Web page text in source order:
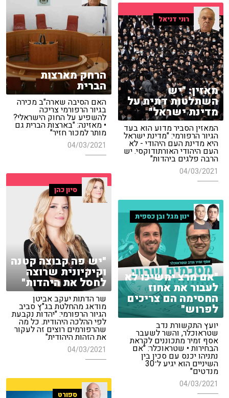
הרחק מארצות
הברית
האם הסיבה שארה"ב מכירה
בגיור הרפורמי צריכה
להשפיע על החוק הישראלי?
• מאזינה: "בארצות הברית גם
מותר למכור חזיר"
04/03/2021
רוני דניאל
מאזין: "יש
השתלטות דתית על
מדינת ישראל"
המאזין הסביר מדוע הוא בעד
הגיור הרפורמי: "מדינת ישראל
היא מדינת העם היהודי - לא
העם היהודי האורתודוקסי. יש
הרבה פלגים ביהדות"
04/03/2021
סיון כהן
"יש פה קבוצה קטנה
וקיקיונית שרוצה
לחסל את היהדות"
שר הדתות יעקב אביטן
מודאג מהחלטת בג"ץ סביב
הגיור הרפורמי: "יהדות נקבעת
לפי ההלכה היהודית. כל מה
שהרפורמים רוצים זה לעקור
את הזהות היהודית"
04/03/2021
ינון מגל ובן כספית
"אם מרצ ימשיכו לא
לעבור את אחוז
החסימה הם צריכים
לפרוש"
יועץ התקשורת נדב
שטראוכלר, והשר לשעבר
אסף זמיר מתכוננים לקראת
הבחירות • שטראוכלר: "אם
נתניהו יכנס עם סכין בין
השיניים הוא יגיע ל־30
מנדטים"
04/03/2021
ספורט